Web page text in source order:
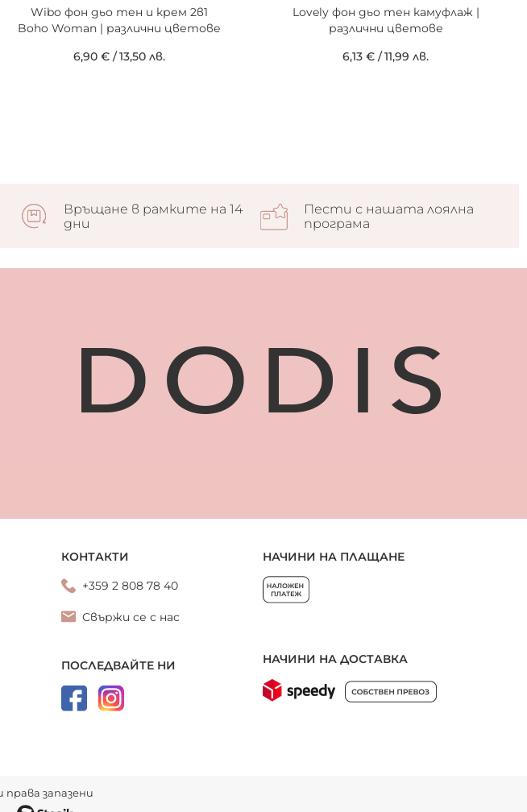
Wibo фон дьо тен и крем 2в1
Boho Woman | различни цветове
6,90 €/13,50 лв.
Lovely фон дьо тен камуфлаж |
различни цветове
6,13 € /11,99 лв.
Връщане в рамките на 14
дни
Пести с нашата лоялна
програма
КОНТАКТИ
+359 2 808 78 40
Свържи се с нас
ПОСЛЕДВАЙТЕ НИ
НАЧИНИ НА ПЛАЩАНЕ
НАЧИНИ НА ДОСТАВКА
права запазени